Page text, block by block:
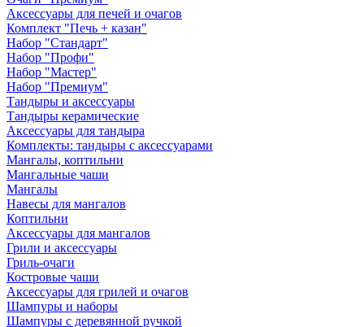
Аксессуары для печей и очагов
Комплект "Печь + казан"
Набор "Стандарт"
Набор "Профи"
Набор "Мастер"
Набор "Премиум"
Тандыры и аксессуары
Тандыры керамические
Аксессуары для тандыра
Комплекты: тандыры с аксессуарами
Мангалы, коптильни
Мангальные чаши
Мангалы
Навесы для мангалов
Коптильни
Аксессуары для мангалов
Грили и аксессуары
Гриль-очаги
Костровые чаши
Аксессуары для грилей и очагов
Шампуры и наборы
Шампуры с деревянной ручкой